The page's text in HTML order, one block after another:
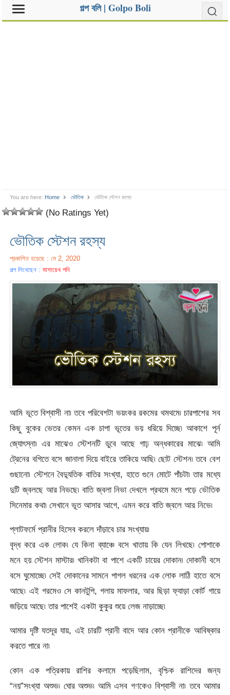
গল্প বলি | Golpo Boli
You are here: Home ভৌতিক ভৌতিক স্টেশন রহস্য
(No Ratings Yet)
ভৌতিক স্টেশন রহস্য
প্রকাশিত হয়েছে : মে 2, 2020
গল্প লিখেছেন :মাসায়েখ পনি
আমি ভূতে বিশ্বাসী না৷ তবে পরিবেশটা ভয়ংকর রকমের থমথমে৷ চারপাশের সব
কিছু বুকের ভেতর কেমন এক চাপা ভূতের ভয় ধরিয়ে দিচ্ছে৷ আকাশে পূর্ন
জ্যােৎস্না৷ এর মাঝেও স্টেশনটি ডুবে আছে গাঢ় অন্ধকারের মাঝে৷ আমি
ট্রেনের বগিতে বসে জানালা দিয়ে বাইরে তাকিয়ে আছি৷ ছোট স্টেশন৷ তবে বেশ
গুছানো৷ স্টেশনে বৈদ্যুতিক বাতির সংখ্যা, হাতে গুনে মোটে পাঁচটা৷ তার মধ্যে
দুটি জ্বলছে আর নিভছে৷ বাতি জ্বলা নিভা দেখলে প্রথমে মনে পড়ে ভৌতিক
সিনেমার কথা৷ সেখানে ভূত আসার আগে, এমন করে বাতি জ্বলে আর নিভে৷
প্লাটফর্মে প্রানীর হিসেব করলে দাঁড়াবে চার সংখ্যায়৷
বৃদ্ধ করে এক লোক৷ যে কিনা ব্যাঞ্চে বসে খাতায় কি যেন লিখছে৷ পোশাকে
মনে হয় স্টেশন মাস্টার৷ খানিকটা বা পাশে একটি চায়ের দোকান৷ দোকানী বসে
বসে ঘুমোচ্ছে৷ সেই দোকানের সামনে পাগল ধরনের এক লোক লাঠি হাতে বসে
আছে৷ এই গরমেও সে কানটুপি, গলায় মাফলার, আর ছিড়া ফ্যাড়া কোর্ট গায়ে
জড়িয়ে আছে৷ তার পাশেই একটা কুকুর শুয়ে লেজ নাড়াচ্ছে৷
আমার দৃষ্টি যতদূর যায়, এই চারটি প্রানী বাদে আর কোন প্রানীকে আবিষ্কার
করতে পারে না৷
কোন এক পত্রিকায় রাশির কলামে পড়েছিলাম, বৃশ্চিক রাশিদের জন্য
“নয়”সংখ্যা অশুভ৷ ঘোর অশুভ৷ আমি এসব গণকেও বিশ্বাসী না৷ তবে আমার